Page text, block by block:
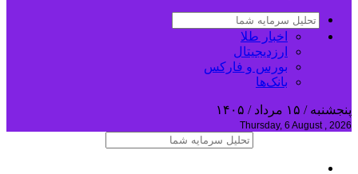
اخبار طلا
ارزدیجیتال
بورس و فارکس
بانک‌ها
پنجشنبه / ۱۵ مرداد / ۱۴۰۵
Thursday, 6 August , 2026